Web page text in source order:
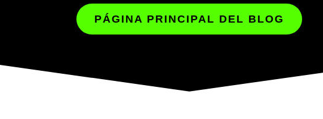
PÁGINA PRINCIPAL DEL BLOG